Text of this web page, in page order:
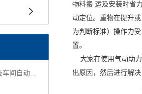
动化水平
物料搬 运及安装时省
动定位。重物在提升
为判断标准）操作力
置。
大家在使用气动助力
出原因，然后进行解